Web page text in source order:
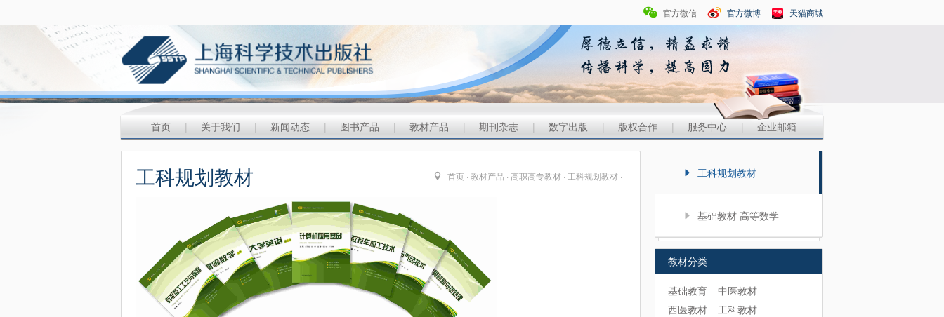
官方微信 官方微博 天猫商城
首页 | 关于我们 | 新闻动态 | 图书产品 | 教材产品 | 期刊杂志 | 数字出版 | 版权合作 | 服务中心 | 企业邮箱
首页 · 教材产品 · 高职高专教材 · 工科规划教材 ·
工科规划教材 工科规划教材
基础教材 高等数学
教材分类
基础教育
中医教材
西医教材
工科教材